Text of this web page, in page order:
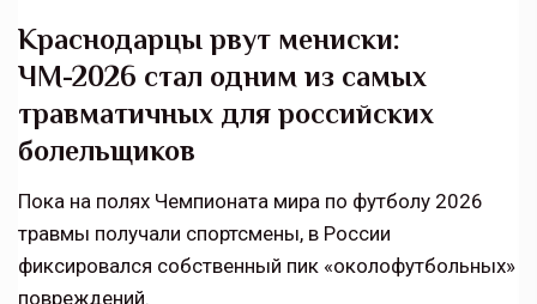
Краснодарцы рвут мениски:
ЧМ-2026 стал одним из самых
травматичных для российских
болельщиков
Пока на полях Чемпионата мира по футболу 2026
травмы получали спортсмены, в России
фиксировался собственный пик «околофутбольных»
повреждений.